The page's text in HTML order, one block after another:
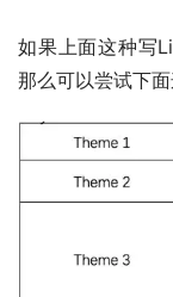
如果上面这种写
那么可以尝试下面